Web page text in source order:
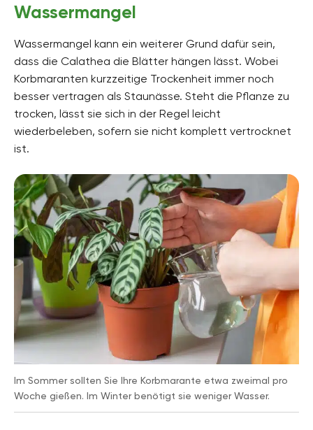
Wassermangel
Wassermangel kann ein weiterer Grund dafür sein,
dass die Calathea die Blätter hängen lässt. Wobei
Korbmaranten kurzzeitige Trockenheit immer noch
besser vertragen als Staunässe. Steht die Pflanze zu
trocken, lässt sie sich in der Regel leicht
wiederbeleben, sofern sie nicht komplett vertrocknet
ist.
Im Sommer sollten Sie Ihre Korbmarante etwa zweimal pro
Woche gießen. Im Winter benötigt sie weniger Wasser.